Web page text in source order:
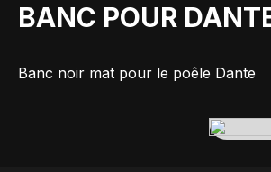
BANC POUR
Banc noir mat pour le poêle Dante